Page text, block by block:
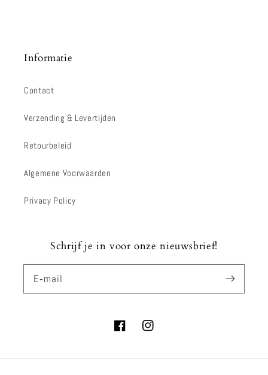
Informatie
Contact
Verzending & Levertijden
Retourbeleid
Algemene Voorwaarden
Privacy Policy
Schrijf je in voor onze nieuwsbrief!
E‑mail
FacebookInstagram